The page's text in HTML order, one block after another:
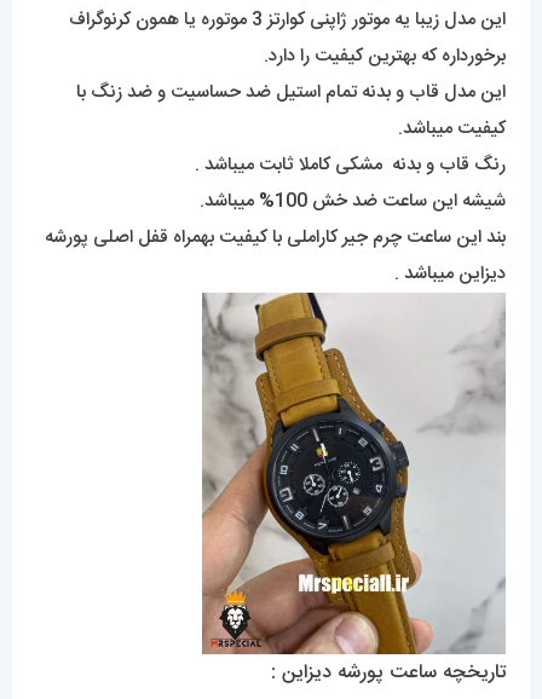
این مدل زیبا یه موتور ژاپنی کوارتز 3 موتوره یا همون کرنوگراف
برخورداره که بهترین کیفیت را دارد.
این مدل قاب و بدنه تمام استیل ضد حساسیت و ضد زنگ با
کیفیت میباشد.
رنگ قاب و بدنه مشکی کاملا ثابت میباشد .
شیشه این ساعت ضد خش 100
% میباشد.
بند این ساعت چرم جیر کاراملی با کیفیت بهمراه قفل اصلی پورشه
دیزاین میباشد .
تاریخچه ساعت پورشه دیزاین :